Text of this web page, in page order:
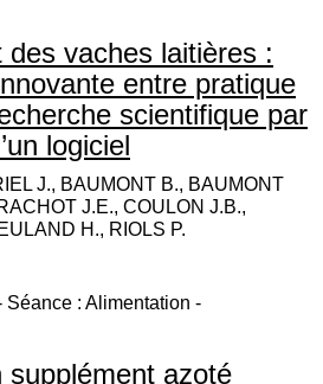
des vaches laitières :
entre pratique
scientifique par
logiciel
J., BAUMONT B., BAUMONT
J.E., COULON J.B.,
H., RIOLS P.
Séance : Alimentation -
supplément azoté